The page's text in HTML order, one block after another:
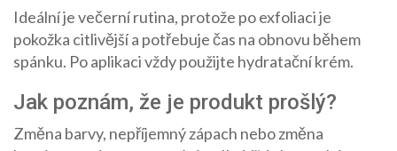
Ideální je večerní rutina, protože po exfoliaci je
pokožka citlivější a potřebuje čas na obnovu během
spánku. Po aplikaci vždy použijte hydratační krém.
Jak poznám, že je produkt prošlý?
Změna barvy, nepříjemný zápach nebo změna